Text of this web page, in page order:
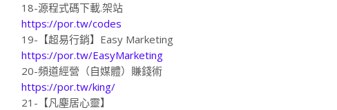
18-源程式碼下載.架站
https://por.tw/codes
19-【超易行銷】Easy Marketing
https://por.tw/EasyMarketing
20-頻道經營（自媒體）賺錢術
https://por.tw/king/
21-【凡塵居心靈】